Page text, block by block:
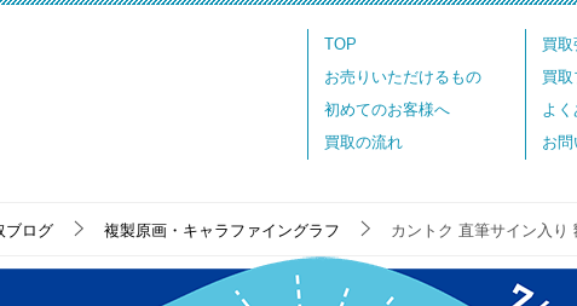
TOP
お売りいただけるもの
初めてのお客様へ
買取の流れ
買
買
よ
お
ブログ 複製原画・キャラファイングラフ カントク 直筆サイン入り